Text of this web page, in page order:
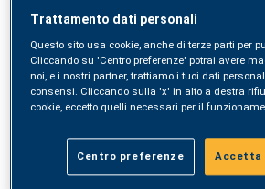
costantemente aggiornato - il
sensi del D.lgs. n. 231/2001
comprensivo dei protocolli in
Codice Etico e Linee Guida
Addenda), che ne costituiscono
Trattamento dati personali
Questo sito usa cookie, anche di terze parti per
Cliccando su 'Centro preferenze' potrai avere
noi, e i nostri partner, trattiamo i tuoi dati
consensi. Cliccando sulla 'x' in alto a destra
cookie, eccetto quelli necessari per il
Centro preferenze Accetta